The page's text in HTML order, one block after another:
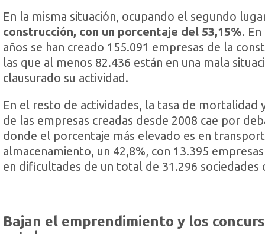
En la misma situación, ocupando el segundo
construcción, con un porcentaje del 53,15%.
años se han creado 155.091 empresas de la
las que al menos 82.436 están en una mala
clausurado su actividad.
En el resto de actividades, la tasa de mortalidad
de las empresas creadas desde 2008 cae por
donde el porcentaje más elevado es en
almacenamiento, un 42,8%, con 13.395
en dificultades de un total de 31.296 sociedades
Bajan el emprendimiento y los